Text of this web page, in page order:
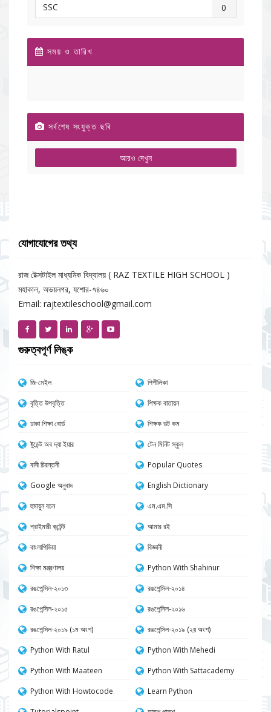
SSC 0
সময় ও তারিখ
সর্বশেষ সংযুক্ত ছবি
আরও দেখুন
যোগাযোগের তথ্য
রাজ টেক্সটাইল মাধ্যমিক বিদ্যালয় ( RAZ TEXTILE HIGH SCHOOL )
মহাকাল, অভয়নগর, যশোর-৭৪৬০
Email: rajtextileschool@gmail.com
গুরুত্বপূর্ণ লিঙ্ক
জি-মেইল
পিপীলিকা
বৃত্তি উপবৃত্তি
শিক্ষক বাতায়ন
ঢাকা শিক্ষা বোর্ড
শিক্ষক ডট কম
ষ্টুডেন্ট অব দ্যা ইয়ার
টেন মিনিট স্কুল
বানী চিরন্তনী
Popular Quotes
Google অনুবাদ
English Dictionary
হুমায়ুন বচন
এম.এম.সি
প্রাইমারী কন্টেন্ট
আমার রই
বাংলাপিডিয়া
বিজ্ঞানী
শিক্ষা মন্ত্রণালয়
Python With Shahinur
রঙপেন্সিল-২০১৩
রঙপেন্সিল-২০১৪
রঙপেন্সিল-২০১৫
রঙপেন্সিল-২০১৬
রঙপেন্সিল-২০১৯ (১ম অংশ)
রঙপেন্সিল-২০১৯ (২য় অংশ)
Python With Ratul
Python With Mehedi
Python With Maateen
Python With Sattacademy
Python With Howtocode
Learn Python